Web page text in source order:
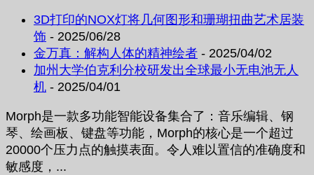
3D打印的NOX灯将几何图形和珊瑚扭曲艺术居装
饰 - 2025/06/28
金万真：解构人体的精神绘者 - 2025/04/02
加州大学伯克利分校研发出全球最小无电池无人
机 - 2025/04/01
Morph是一款多功能智能设备集合了：音乐编辑、钢
琴、绘画板、键盘等功能，Morph的核心是一个超过
20000个压力点的触摸表面。令人难以置信的准确度和
敏感度，...